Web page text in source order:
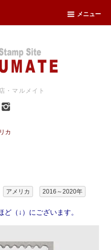
メニュー
・マルメイト
カ
アメリカ 2016～2020年
ど（↓）にございます。